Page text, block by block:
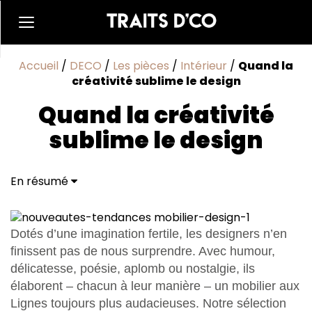
Accueil / DECO / Les pièces / Intérieur / Quand la
créativité sublime le design
Quand la créativité
sublime le design
En résumé
Dotés d’une imagination fertile, les designers n’en
finissent pas de nous surprendre. Avec humour,
délicatesse, poésie, aplomb ou nostalgie, ils
élaborent – chacun à leur manière – un mobilier aux
Lignes toujours plus audacieuses. Notre sélection